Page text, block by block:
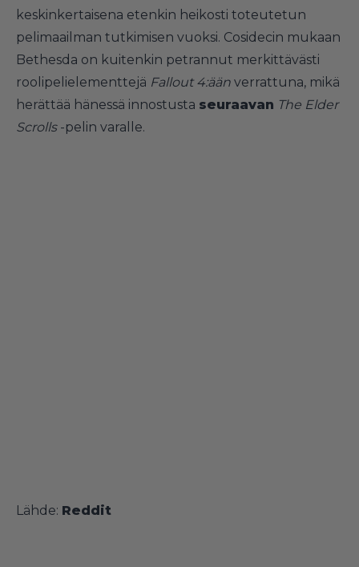
keskinkertaisena etenkin heikosti toteutetun
pelimaailman tutkimisen vuoksi. Cosidecin mukaan
Bethesda on kuitenkin petrannut merkittävästi
roolipelielementtejä Fallout 4:ään verrattuna, mikä
herättää hänessä innostusta seuraavan The Elder
Scrolls-pelin varalle.
Lähde: Reddit